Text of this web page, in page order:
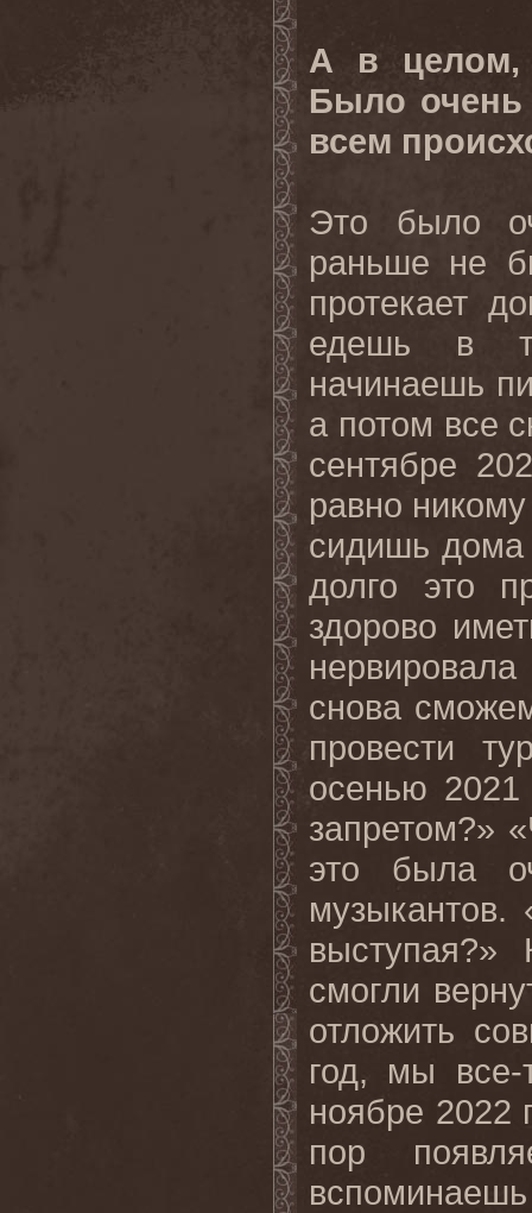
А в целом,
Было очень
всем
Это было
раньше не
протекает
едешь в
начинаешь
а потом все
сентябре
равно
сидишь дома
долго это
здорово
снова
провести
осенью
запретом?»
это была
смогли
отложить
год, мы все-
ноябре 2022
пор